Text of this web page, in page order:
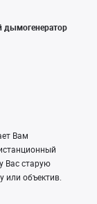
дымогенератор
Вам
Вас старую
или объектив.